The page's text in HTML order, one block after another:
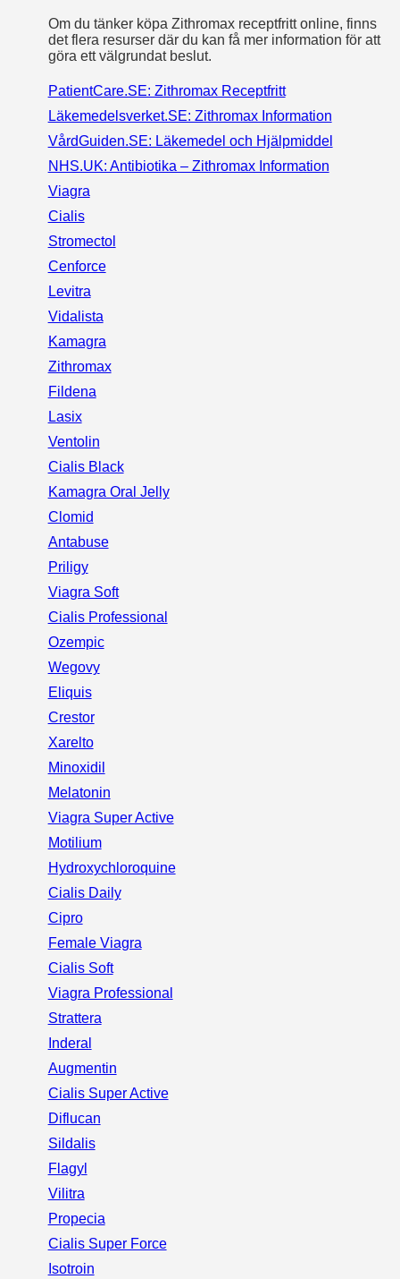
Om du tänker köpa Zithromax receptfritt online, finns
det flera resurser där du kan få mer information för att
göra ett välgrundat beslut.
PatientCare.SE: Zithromax Receptfritt
Läkemedelsverket.SE: Zithromax Information
VårdGuiden.SE: Läkemedel och Hjälpmiddel
NHS.UK: Antibiotika – Zithromax Information
Viagra
Cialis
Stromectol
Cenforce
Levitra
Vidalista
Kamagra
Zithromax
Fildena
Lasix
Ventolin
Cialis Black
Kamagra Oral Jelly
Clomid
Antabuse
Priligy
Viagra Soft
Cialis Professional
Ozempic
Wegovy
Eliquis
Crestor
Xarelto
Minoxidil
Melatonin
Viagra Super Active
Motilium
Hydroxychloroquine
Cialis Daily
Cipro
Female Viagra
Cialis Soft
Viagra Professional
Strattera
Inderal
Augmentin
Cialis Super Active
Diflucan
Sildalis
Flagyl
Vilitra
Propecia
Cialis Super Force
Isotroin